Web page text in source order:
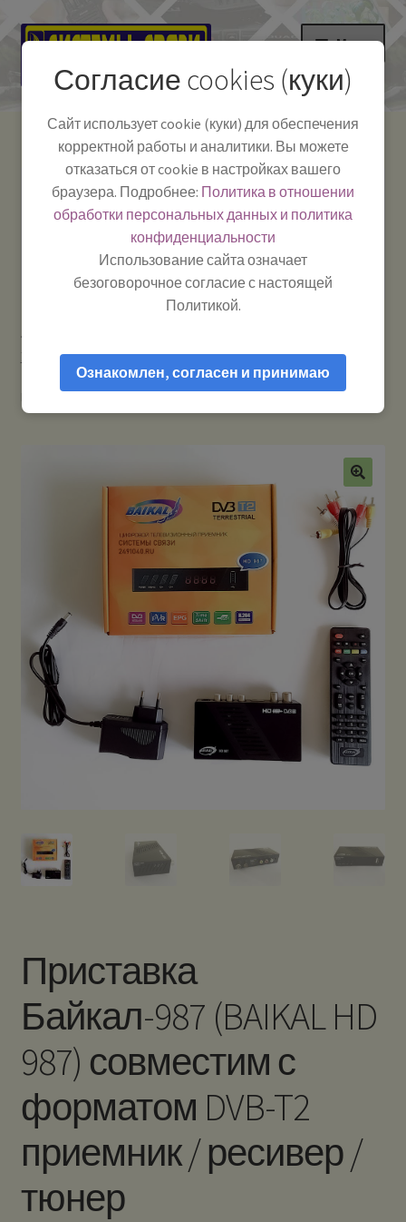
Перейти
навигации
Перейти
содержимому
Меню
Как пользоваться
Полезная информация
Мой аккаунт
Системы Связи:
г. Красноярск, ул.
Работаем:Пн-Пт:
10:00–18:00
-
Телефон:+7-
391-249-1040
Тел.|WA|Telegram:
+79029904090
Усилители телесигнала / приставки и другие аксессуары
Приставка Байкал-987 (BAIKAL HD 987) совместим с форматом
DVB-T2 приемник / ресивер / тюнер
Приставка
Байкал-987 (BAIKAL HD
987) совместим с
форматом DVB-T2
приемник / ресивер /
тюнер
Согласие cookies (куки)
Сайт использует cookie (куки) для обеспечения
корректной работы и аналитики. Вы можете
отказаться от cookie в настройках вашего
браузера. Подробнее: Политика в отношении
обработки персональных данных и политика
конфиденциальности
Использование сайта означает
безоговорочное согласие с настоящей
Политикой.
Ознакомлен, согласен и принимаю